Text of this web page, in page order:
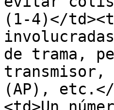
(1-4)</
de trama,
transmisor,
(AP), etc.</